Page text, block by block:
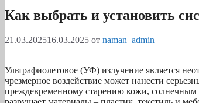
Как выбрать и установить
21.03.202516.03.2025 от naman_admin
Ультрафиолетовое (УФ) излучение является
чрезмерное воздействие может нанести
преждевременному старению кожи, солнечным